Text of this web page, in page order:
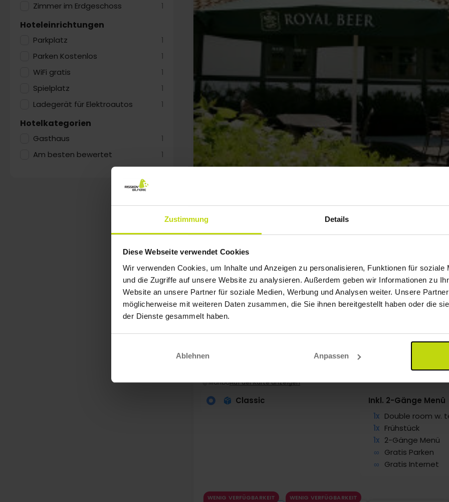
Zustimmung Details
Diese Webseite verwendet Cookies
Wir verwenden Cookies, um Inhalte und Anzeigen zu personalisieren, Funktionen für soziale
und die Zugriffe auf unsere Website zu analysieren. Außerdem geben wir Informationen zu
Website an unsere Partner für soziale Medien, Werbung und Analysen weiter. Unsere
möglicherweise mit weiteren Daten zusammen, die Sie ihnen bereitgestellt haben oder die
der Dienste gesammelt haben.
Ablehnen Anpassen
Zimmer im Erdgeschoss 1
Hoteleinrichtungen
Parkplatz 1
Parken Kostenlos 1
WiFi gratis 1
Spielplatz 1
Ladegerät für Elektroautos 1
Hotelkategorien
Gasthaus 1
Am besten bewertet 1
"Hygge" und Geschichte in Lolland
MariboAuf der Karte anzeigen
Classic
Inkl. 2-Gänge Menü
1x Double room w.
1x Frühstück
1x 2-Gänge Menü
∞ Gratis Parken
∞ Gratis Internet
WENIG VERFÜGBARKEIT WENIG VERFÜGBARKEIT